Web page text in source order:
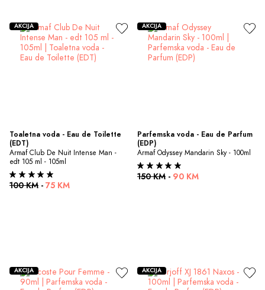
Toaletna voda - Eau de Toilette
(EDT)
Armaf Club De Nuit Intense Man -
edt 105 ml - 105ml
100 KM - 75 KM
AKCIJA
Parfemska voda - Eau de Parfum
(EDP)
Armaf Odyssey Mandarin Sky - 100ml
150 KM - 90 KM
AKCIJA
AKCIJA AKCIJA